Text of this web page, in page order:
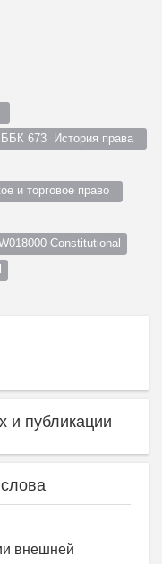
ББК 673  История права
и торговое право
Constitutional
и публикации
внешней